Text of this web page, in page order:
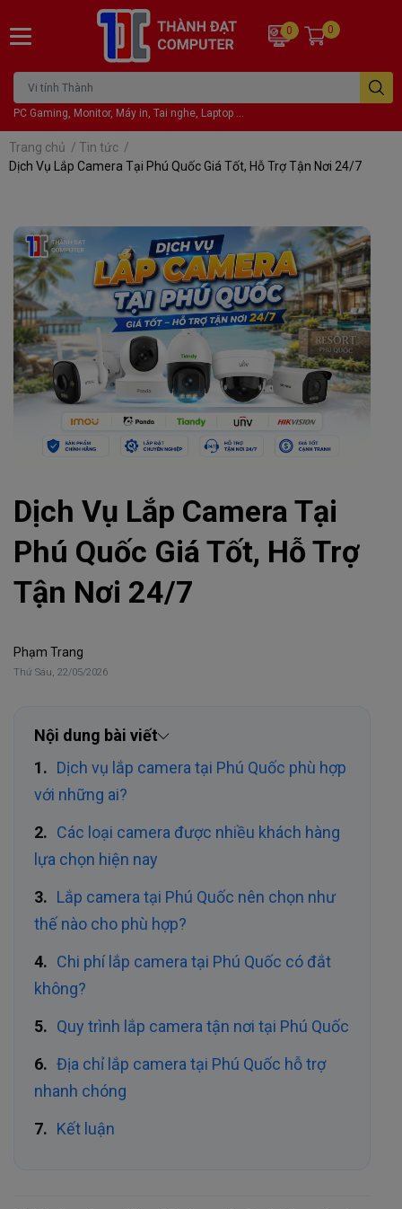
PC Gaming, Monitor, Máy in, Tai nghe, Laptop ...
0 0
Trang chủ / Tin tức /
Dịch Vụ Lắp Camera Tại Phú Quốc Giá Tốt, Hỗ Trợ Tận Nơi 24/7
Dịch Vụ Lắp Camera Tại
Phú Quốc Giá Tốt, Hỗ Trợ
Tận Nơi 24/7
Phạm Trang
Thứ Sáu, 22/05/2026
Nội dung bài viết
Dịch vụ lắp camera tại Phú Quốc phù hợp
với những ai?
Các loại camera được nhiều khách hàng
lựa chọn hiện nay
Lắp camera tại Phú Quốc nên chọn như
thế nào cho phù hợp?
Chi phí lắp camera tại Phú Quốc có đắt
không?
Quy trình lắp camera tận nơi tại Phú Quốc
Địa chỉ lắp camera tại Phú Quốc hỗ trợ
nhanh chóng
Kết luận